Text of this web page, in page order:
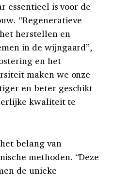
essentieel is voor de
“Regeneratieve
herstellen en
in de wijngaard”,
en het
maken we onze
en beter geschikt
kwaliteit te
belang van
methoden. “Deze
de unieke